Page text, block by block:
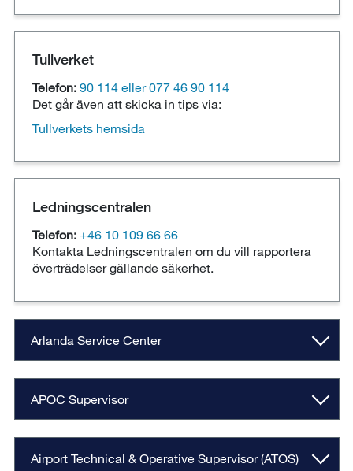
Tullverket
Telefon: 90 114 eller 077 46 90 114
Det går även att skicka in tips via:
Tullverkets hemsida
Ledningscentralen
Telefon: +46 10 109 66 66
Kontakta Ledningscentralen om du vill rapportera
överträdelser gällande säkerhet.
Arlanda Service Center
APOC Supervisor
Airport Technical & Operative Supervisor (ATOS)